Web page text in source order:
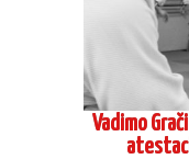
Vadimo